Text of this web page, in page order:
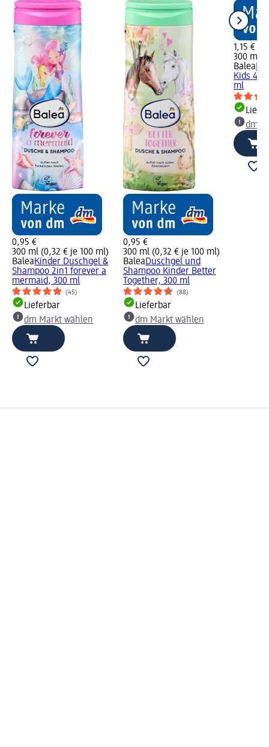
0,95 €
300 ml (0,32 € je 100 ml)
BaleaKinder Duschgel &
Shampoo 2in1 forever a
mermaid, 300 ml
(45)
Lieferbar
dm Markt wählen
0,95 €
300 ml (0,32 € je 100 ml)
BaleaDuschgel und
Shampoo Kinder Better
Together, 300 ml
(88)
Lieferbar
dm Markt wählen
1,15 €
300 ml
Balea
Kids
ml
dm